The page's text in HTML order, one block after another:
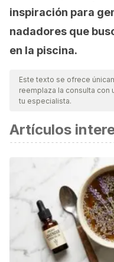
inspiración para
nadadores que
en la piscina.
Este texto se ofrece
reemplaza la consulta con
tu especialista.
Artículos